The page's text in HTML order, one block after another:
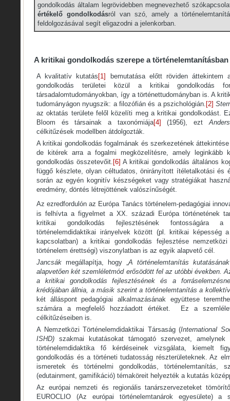
gondolkodás általam legrövidebben megnevezhető
értékelő gondolkodásról van szó, amely a
feldolgozásával segít eligazodni a jelenkorban.
A kritikai gondolkodás szerepe a történelemtanításban
A kvalitatív kutatás [1]
bemutatása előtt röviden áttekintem
gondolkodás területei közül a kritikai gondolkodás
társadalomtudományokban, így a történettudományban is. A
tudományágon nyugszik: a filozófián és a pszichológián. [2]
az oktatás területe felől közelíti meg a kritikai gondolkodást.
Bloom és társainak a taxonómiája[4] (1956), ezt
célkitűzések modellben átdolgozták.
A kritikai gondolkodás fogalmának és szerkezetének
de kitérek arra a fogalmi megközelítésre, amely leginkább
gondolkodás összetevőit. [6] A kritikai gondolkodás általános
függő készlete, olyan céltudatos, önirányított ítéletalkotási és
során az egyén kognitív készségeket vagy stratégiákat
eredmény, döntés létrejöttének valószínűségét.
Az ezredfordulón az Európa Tanács történelem-pedagógiai
is felhívta a figyelmet a XX. századi Európa történetének
kritikai gondolkodás fejlesztésének fontosságára a
történelemdidaktikai irányelvek között (pl. kritikai képesség
kapcsolatban) a kritikai gondolkodás fejlesztése
történelem érettségi) viszonylatban is az egyik alapvető cél.
Jancsák megállapítja, hogy „ A történelemtanítás
alapvetően két szemléletmód erősödött fel az utóbbi években.
a kritikai gondolkodás fejlesztésének és a
krédójában állnia, a másik szerint a történelemtanítás a
két álláspont pedagógiai alkalmazásának együttese
számára a megfelelő hozzáadott értéket.
Ez a
célkitűzéseiben is.
A Nemzetközi Történelemdidaktikai Társaság (International
ISHD) szakmai kutatásokat támogató szervezet, amelynek
történelemdidaktika fő kérdéseinek vizsgálata, kiemelt
gondolkodás és a történeti tudatosság részterületeknek. Az
ismeretek és történelmi gondolkodás, történelemtanítás,
(edutainment, gamifikáció) témaköreit helyezték a kutatás
Az európai nemzeti és regionális tanárszervezeteket
EUROCLIO (Az európai történelemtanárok egyesülete)